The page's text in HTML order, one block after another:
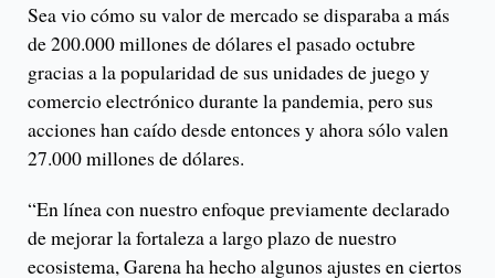
Sea vio cómo su valor de mercado se disparaba a más
de 200.000 millones de dólares el pasado octubre
gracias a la popularidad de sus unidades de juego y
comercio electrónico durante la pandemia, pero sus
acciones han caído desde entonces y ahora sólo valen
27.000 millones de dólares.
“En línea con nuestro enfoque previamente declarado
de mejorar la fortaleza a largo plazo de nuestro
ecosistema, Garena ha hecho algunos ajustes en ciertos